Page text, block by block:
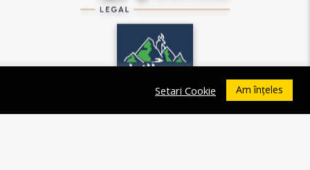
Setari Cookie Am înțeles